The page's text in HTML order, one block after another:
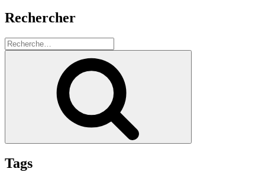
Rechercher
Recherche
pour
Tags